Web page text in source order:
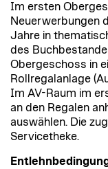
Im ersten
Neuerwerbungen
Jahre in
des
Obergeschoss in
Rollregalanlage
Im AV-Raum im
an den Regalen
auswählen. Die
Servicetheke.